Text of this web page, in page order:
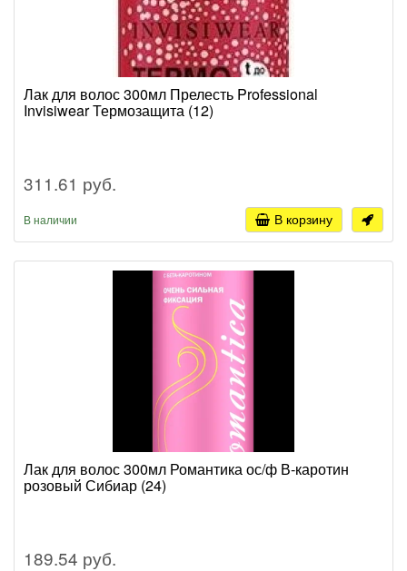
Лак для волос 300мл Прелесть Professional
Invisiwear Термозащита (12)
311.61 руб.
В наличии В корзину
Лак для волос 300мл Романтика ос/ф В-каротин
розовый Сибиар (24)
189.54 руб.